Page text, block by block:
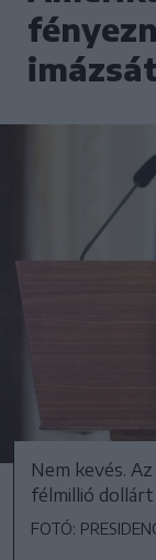
Nem kevés.
félmillió
FOTÓ: